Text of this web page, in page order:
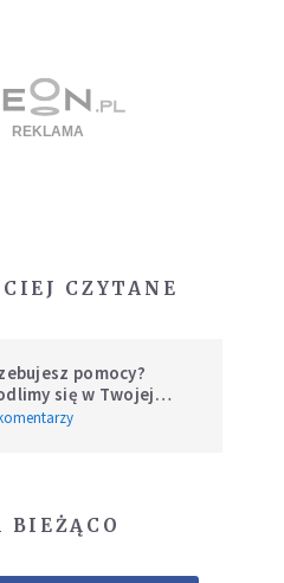
CZYTANE
pomocy?
się w Twojej
BIEŻĄCO